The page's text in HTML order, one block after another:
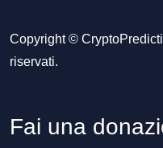
Copyright ©
riservati.
Fai una